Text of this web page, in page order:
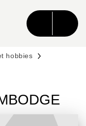
CONTENU
hobbies